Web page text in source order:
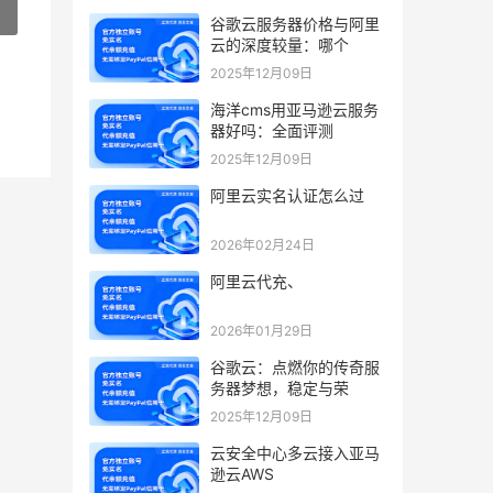
谷歌云服务器价格与阿里
云的深度较量：哪个
2025年12月09日
海洋cms用亚马逊云服务
器好吗：全面评测
2025年12月09日
阿里云实名认证怎么过
2026年02月24日
阿里云代充、
2026年01月29日
谷歌云：点燃你的传奇服
务器梦想，稳定与荣
2025年12月09日
云安全中心多云接入亚马
逊云AWS